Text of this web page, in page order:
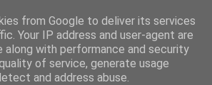
from Google to deliver its services
Your IP address and user-agent are
along with performance and security
of service, generate usage
and address abuse.